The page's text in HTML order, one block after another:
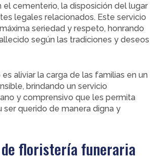
el cementerio, la disposición del lugar
legales relacionados. Este servicio
seriedad y respeto, honrando
según las tradiciones y deseos
aliviar la carga de las familias en un
brindando un servicio
y comprensivo que les permita
ser querido de manera digna y
floristería funeraria